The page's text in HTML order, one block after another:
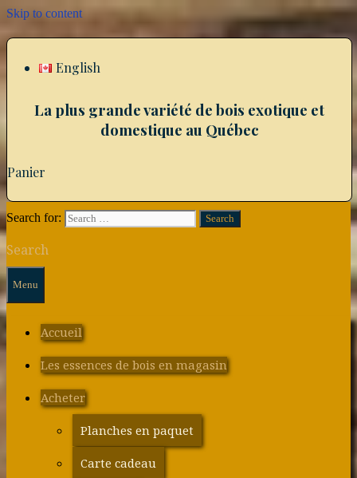
Skip to content
English
La plus grande variété de bois exotique et
domestique au Québec
Panier
Search for:
Search
Menu
Accueil
Les essences de bois en magasin
Acheter
Planches en paquet
Carte cadeau